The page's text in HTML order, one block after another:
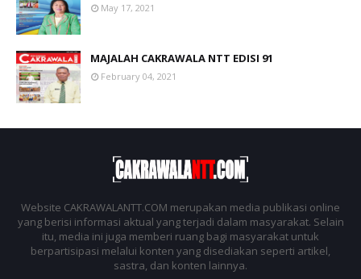
May 17, 2021
MAJALAH CAKRAWALA NTT EDISI 91
February 04, 2021
Website CAKRAWALANTT.COM merupakan media publikasi online
yang berisi informasi aktual yang terjadi dalam masyarakat. Selain
itu, media ini juga memberi ruang bagi masyarakat untuk
berpartisipasi melalui konten yang disediakan seperti artikel,
sastra, dan konten lainnya.